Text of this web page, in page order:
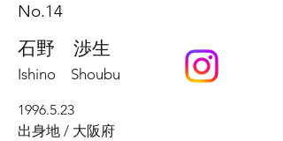
No.14
​石野 渉生
Ishino Shoubu
1996.5.23
出身地 / 大阪府